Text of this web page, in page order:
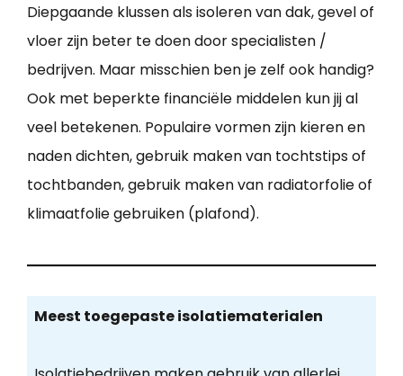
Diepgaande klussen als isoleren van dak, gevel of
vloer zijn beter te doen door specialisten /
bedrijven. Maar misschien ben je zelf ook handig?
Ook met beperkte financiële middelen kun jij al
veel betekenen. Populaire vormen zijn kieren en
naden dichten, gebruik maken van tochtstips of
tochtbanden, gebruik maken van radiatorfolie of
klimaatfolie gebruiken (plafond).
Meest toegepaste isolatiematerialen